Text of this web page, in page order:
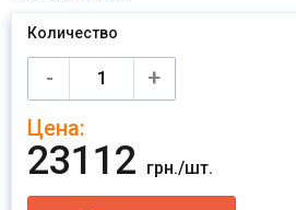
Количество
-
+
Цена:
23112 грн./шт.